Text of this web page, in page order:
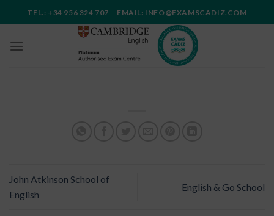
al
TEL.: +34 956 324 707 EMAIL: INFO@EXAMSCADIZ.COM
John Atkinson School of
English
English & Go School